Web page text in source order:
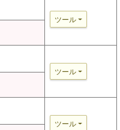
ツール
ツール
ツール